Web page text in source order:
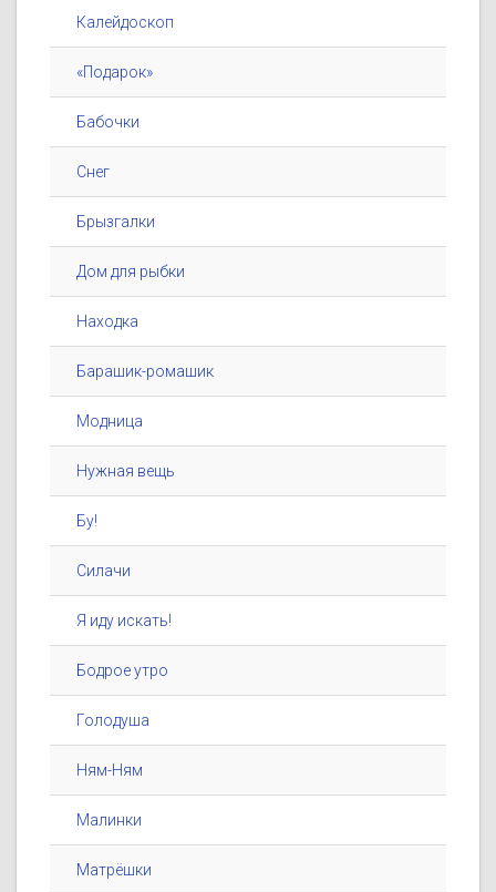
Калейдоскоп
«Подарок»
Бабочки
Снег
Брызгалки
Дом для рыбки
Находка
Барашик-ромашик
Модница
Нужная вещь
Бу!
Силачи
Я иду искать!
Бодрое утро
Голодуша
Ням-Ням
Малинки
Матрёшки